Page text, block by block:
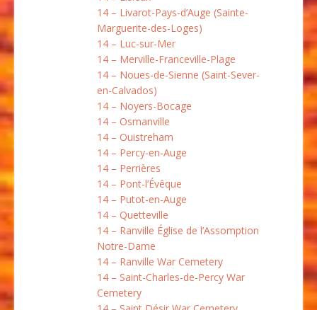
14 – Livarot-Pays-d’Auge (Sainte-
Marguerite-des-Loges)
14 – Luc-sur-Mer
14 – Merville-Franceville-Plage
14 – Noues-de-Sienne (Saint-Sever-
en-Calvados)
14 – Noyers-Bocage
14 – Osmanville
14 – Ouistreham
14 – Percy-en-Auge
14 – Perrières
14 – Pont-l’Évêque
14 – Putot-en-Auge
14 – Quetteville
14 – Ranville Église de l’Assomption
Notre-Dame
14 – Ranville War Cemetery
14 – Saint-Charles-de-Percy War
Cemetery